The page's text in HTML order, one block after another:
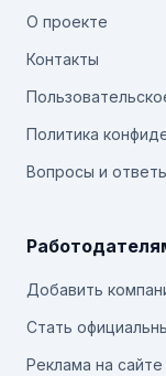
О проекте
Контакты
Политика
Вопросы и
Добавить
Стать
Реклама на сайте